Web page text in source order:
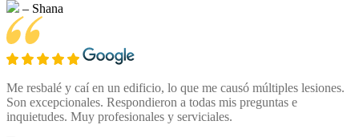
– Shana
Me resbalé y caí en un edificio, lo que me causó múltiples lesiones.
Son excepcionales. Respondieron a todas mis preguntas e
inquietudes. Muy profesionales y serviciales.